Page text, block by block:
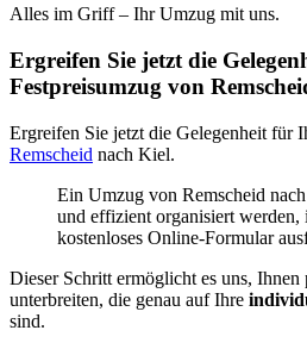
Alles im Griff – Ihr Umzug mit uns.
Ergreifen Sie jetzt die
Festpreisumzug von
Ergreifen Sie jetzt die Gelegenheit für
Remscheid nach Kiel.
Ein Umzug von Remscheid
und effizient organisiert werden,
kostenloses Online-Formular
Dieser Schritt ermöglicht es uns, Ihnen
unterbreiten, die genau auf Ihre
sind.